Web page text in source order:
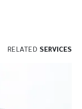
RELATED SERVICES